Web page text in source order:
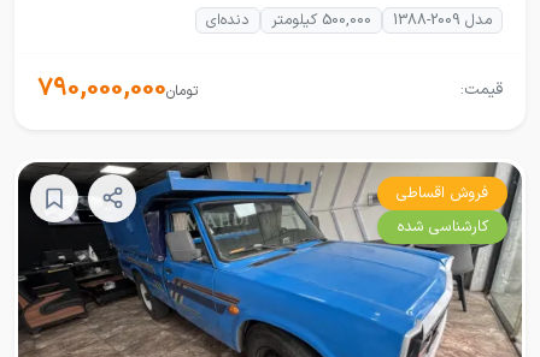
مدل 2009-1388 500,000 کیلومتر دنده‌ای
قیمت: 790,000,000تومان
فروش اقساطی
کارشناسی شده